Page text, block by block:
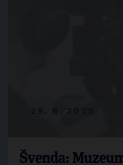
Švenda: